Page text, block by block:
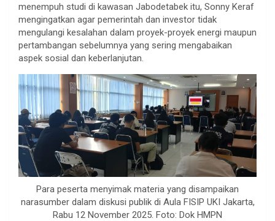
menempuh studi di kawasan Jabodetabek itu, Sonny Keraf
mengingatkan agar pemerintah dan investor tidak
mengulangi kesalahan dalam proyek-proyek energi maupun
pertambangan sebelumnya yang sering mengabaikan
aspek sosial dan keberlanjutan.
Para peserta menyimak materia yang disampaikan
narasumber dalam diskusi publik di Aula FISIP UKI Jakarta,
Rabu 12 November 2025. Foto: Dok HMPN